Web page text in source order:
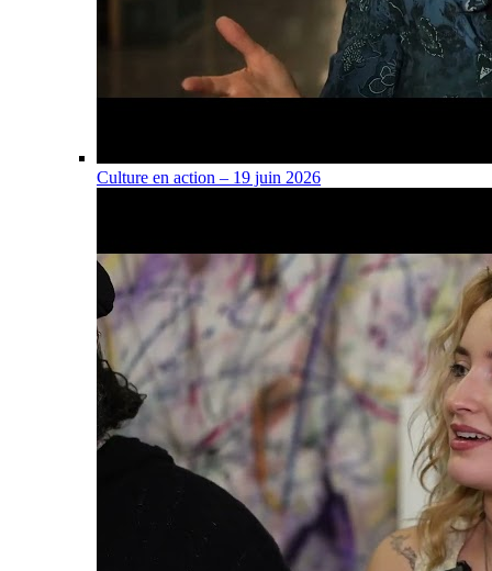
Culture en action – 19 juin 2026